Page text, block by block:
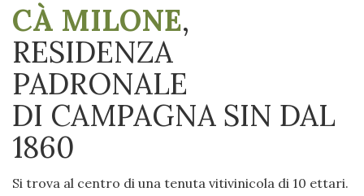
CÀ MILONE,
RESIDENZA
PADRONALE
DI CAMPAGNA SIN DAL
1860
Si trova al centro di una tenuta vitivinicola di 10 ettari.